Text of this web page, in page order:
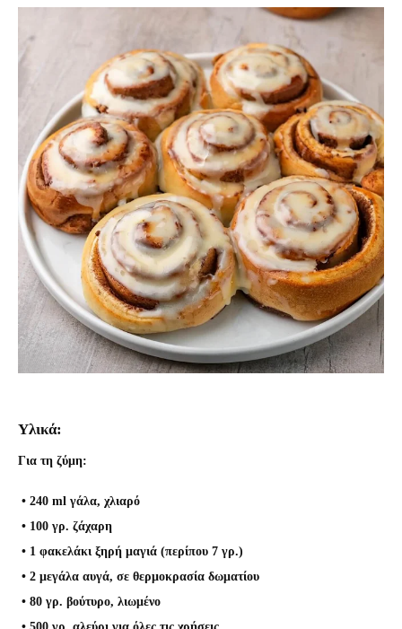
Υλικά:
Για τη ζύμη:
• 240 ml γάλα, χλιαρό
• 100 γρ. ζάχαρη
• 1 φακελάκι ξηρή μαγιά (περίπου 7 γρ.)
• 2 μεγάλα αυγά, σε θερμοκρασία δωματίου
• 80 γρ. βούτυρο, λιωμένο